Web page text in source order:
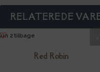
RELATEREDE
2 tilbage
Red Robin